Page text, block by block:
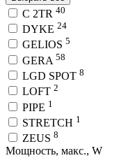
C 2TR 40
DYKE 24
GELIOS 5
GERA 58
LGD SPOT 8
LOFT 2
PIPE 1
STRETCH 1
ZEUS 8
Мощность, макс., W